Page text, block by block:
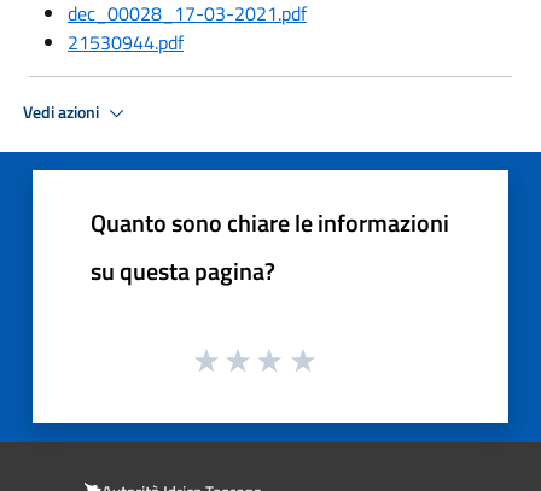
dec_00028_17-03-2021.pdf
21530944.pdf
Vedi azioni
Quanto sono chiare le informazioni
su questa pagina?